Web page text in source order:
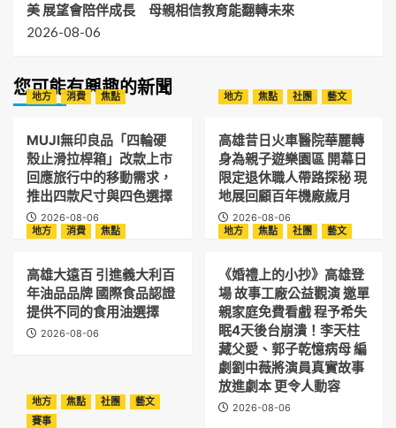
美 展望會陪伴成長 母親相信教育能翻轉未來
2026-08-06
您可能有興趣的新聞
地方 消費 焦點
MUJI無印良品「四輪硬
殼止滑拉桿箱」改款上市
回應旅行中的移動需求，
推出四款尺寸與四色選擇
2026-08-06
地方 焦點 社團 藝文
高雄昔日火車醫院華麗轉
身為親子遊樂園區 開幕日
限定退休職人帶路探秘 現
地展回顧百年機廠歲月
2026-08-06
地方
消費 焦點
高雄大遠百 引進義大利百
年油品品牌 國際食品認證
提供不同的食用油選擇
2026-08-06
地方 焦點 社團 藝文
《婚禮上的小抄》高雄登
場 故事工廠公益觀演 邀單
親家庭免費看戲 程予希失
眠4天後台崩潰！李天柱
藏父愛、郭子乾憶病母 編
劇劉中薇將演員真實故事
放進劇本 更令人動容
2026-08-06
地方 焦點 社團
藝文
賽事